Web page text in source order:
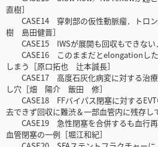
直樹］
CASE14 穿刺部の仮性動脈瘤．トロ
樹 島田健晋］
CASE15 IWSが展開も回収もできない
CASE16 このままだとelongationした
しまう［原口拓也 辻本誠長］
CASE17 高度石灰化病変に対する治療
し穴［畑 陽介 飯田 修］
CASE18 FFバイパス閉塞に対するEVT
去できず回収に難渋＆一部血管内に残存し
CASE19 急性閉塞を合併するも血行再
血管閉塞の一例［堀江和紀］